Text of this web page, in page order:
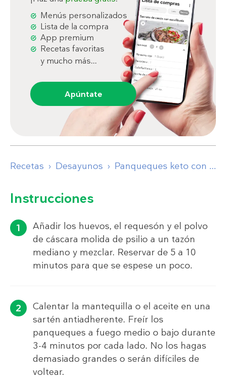
Menús personalizados
Lista de la compra
App premium
Recetas favoritas
y mucho más...
Apúntate
Recetas Desayunos Panqueques keto con frutos rojos y nata montada
Instrucciones
Añadir los huevos, el requesón y el polvo
de cáscara molida de psilio a un tazón
mediano y mezclar. Reservar de 5 a 10
minutos para que se espese un poco.
Calentar la mantequilla o el aceite en una
sartén antiadherente. Freír los
panqueques a fuego medio o bajo durante
3-4 minutos por cada lado. No los hagas
demasiado grandes o serán difíciles de
voltear.